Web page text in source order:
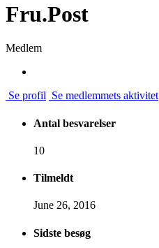
Fru.Post
Medlem
Se profil Se medlemmets aktivitet
Antal besvarelser
10
Tilmeldt
June 26, 2016
Sidste besøg